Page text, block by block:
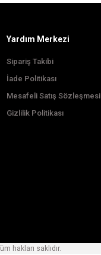
Yardım Merkezi
Sipariş Takibi
İade Politikası
Mesafeli Satış Sözleşmesi
Gizlilik Politikası
hakları saklıdır.